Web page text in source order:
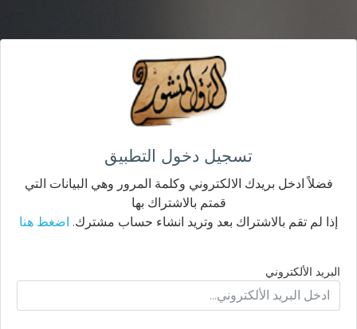
تسجيل دخول التطبيق
فضلاً ادخل بريدك الالكتروني وكلمة المرور وهي البيانات التي
قمتم بالاشتراك بها
إذا لم تقم بالاشتراك بعد وتريد انشاء حساب مشترك. اضغط هنا
البريد الألكتروني